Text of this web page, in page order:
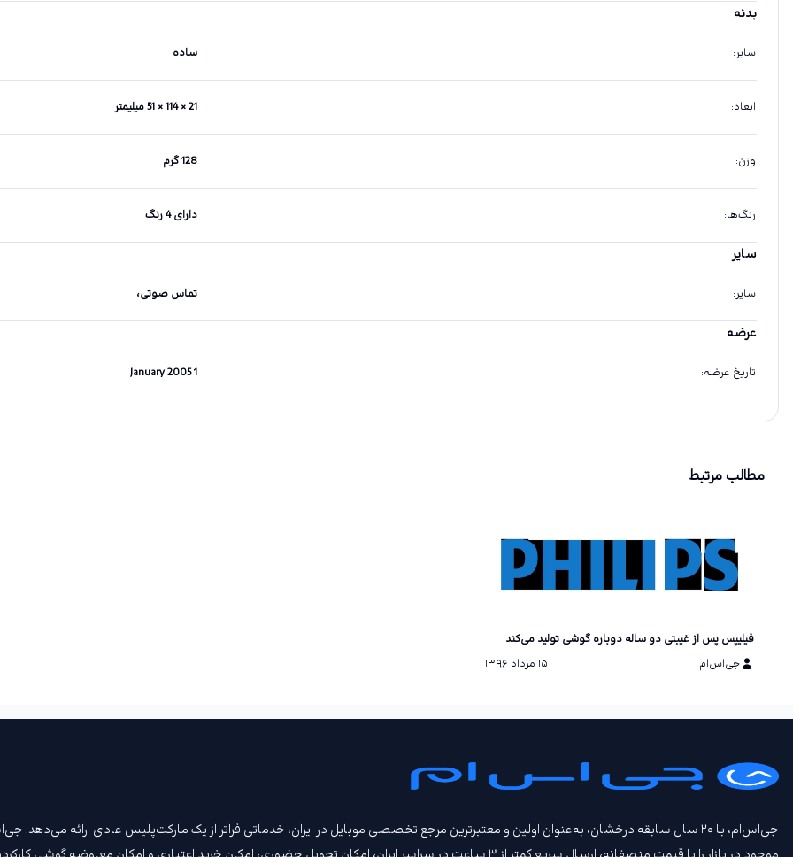
بدنه
سایر: ساده
ابعاد: 21 × 114 × 51 میلیمتر
وزن: 128 گرم
رنگ‌ها: دارای 4 رنگ
سایر
سایر: تماس صوتی،
عرضه
تاریخ عرضه:
1 January 2005
مطالب مرتبط
فیلیپس پس از غیبتی دو ساله دوباره گوشی تولید می‌کند
جی‌اس‌ام
۱۵ مرداد ۱۳۹۶
جی‌اس‌ام، با ۲۰ سال سابقه درخشان، به‌عنوان اولین و معتبرترین مرجع تخصصی موبایل در ایران، خدماتی فراتر از یک مارکت‌پلیس عادی ارائه